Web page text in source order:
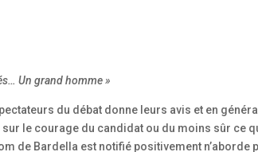
Un grand homme »
du débat donne leurs avis et en général
le courage du candidat ou du moins sûr ce
de Bardella est notifié positivement n’aborde